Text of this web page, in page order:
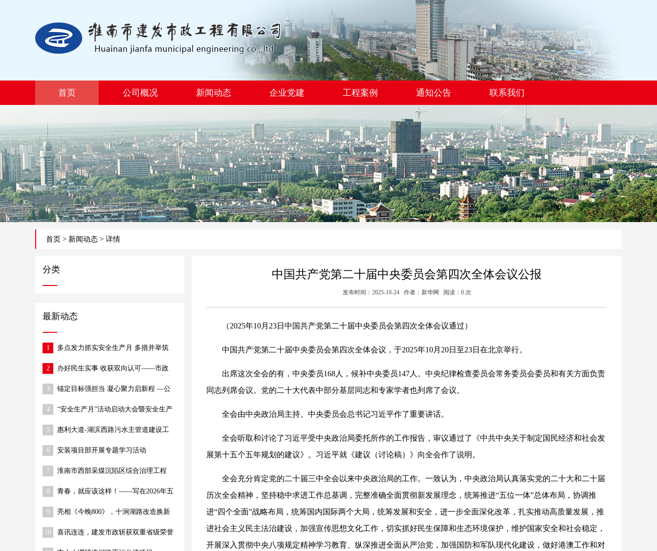
首页 公司概况 新闻动态 企业党建 工程案例 通知公告 联系我们
首页 > 新闻动态 > 详情
分类
最新动态
1
多点发力抓实安全生产月 多措并举筑
2
办好民生实事 收获双向认可——市政
锦旗
3
锚定目标强担当 凝心聚力启新程 —公
4
“安全生产月”活动启动大会暨安全生产
5
惠利大道-湖滨西路污水主管道建设工
6
安装项目部开展专题学习活动
7
淮南市西部采煤沉陷区综合治理工程
8
青春，就应该这样！——写在2026年五
9
亮相《今晚800》，十涧湖路改造换新
10 喜讯连连，建发市政斩获双重省级荣誉
中国共产党第二十届中央委员会第四次全体会议公报
发布时间：2025-10-24 作者：新华网 阅读： 0次
（2025年10月23日中国共产党第二十届中央委员会第四次全体会议通过）
中国共产党第二十届中央委员会第四次全体会议，于2025年10月20日至23日在北京举行。
出席这次全会的有，中央委员168人，候补中央委员147人。中央纪律检查委员会常务委员会委员和有关方面负责
同志列席会议。党的二十大代表中部分基层同志和专家学者也列席了会议。
全会由中央政治局主持。中央委员会总书记习近平作了重要讲话。
全会听取和讨论了习近平受中央政治局委托所作的工作报告，审议通过了《中共中央关于制定国民经济和社会发
展第十五个五年规划的建议》。习近平就《建议（讨论稿）》向全会作了说明。
全会充分肯定党的二十届三中全会以来中央政治局的工作。一致认为，中央政治局认真落实党的二十大和二十届
历次全会精神，坚持稳中求进工作总基调，完整准确全面贯彻新发展理念，统筹推进“五位一体”总体布局，协调推
进“四个全面”战略布局，统筹国内国际两个大局，统筹发展和安全，进一步全面深化改革，扎实推动高质量发展，推
进社会主义民主法治建设，加强宣传思想文化工作，切实抓好民生保障和生态环境保护，维护国家安全和社会稳定，
开展深入贯彻中央八项规定精神学习教育、纵深推进全面从严治党，加强国防和军队现代化建设，做好港澳工作和对